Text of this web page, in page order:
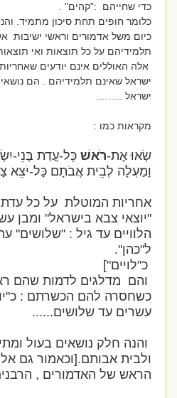
כדי שחייהם :"קהים" .
כלומר חופים תחת סיכון מתמיד. והנה
כיום משל אדמורים וראשי ישיבות
תלמידיהם על כל תוצאות ואי תוצאות
אלה האוללים אינם יודעים
ישראל שאינם תלמידיהם . הם
ישראל .........
מקראות כמו :
שְׂאוּ אֶת-רֹאשׁכָּל-עֲדַת בְּנֵי-
וָמַעְלָה לְבֵית אֲבֹתָם כָּל-יֹצֵא
אחריות המוטלת על כל עדת
"יוצאי צבא בישראל" ומבן
הלוויים עד גיל : "שלושים" עת
ל"כהן".
כ"לויים"]
והם מדלגים לדמות שהם
כשחסרה להם הכשרתם :
עשרים עד שלושים......
והנה חלק נושאים בעול
ולבית אבותם.[וכאמור גם
הראש של האדמורים , הרבנים